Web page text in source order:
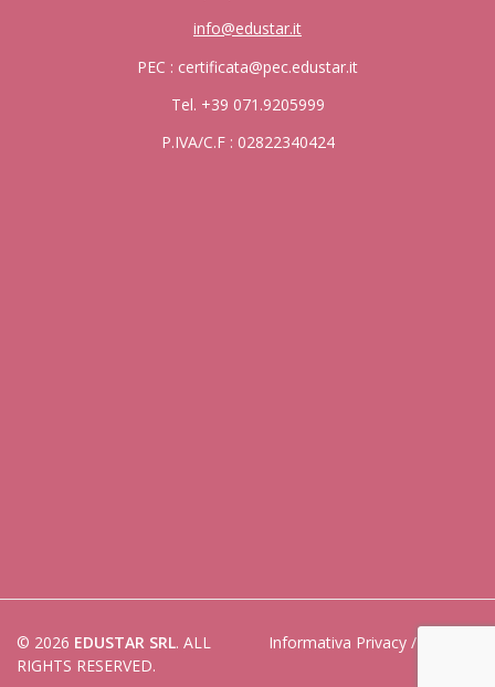
info@edustar.it
PEC : certificata@pec.edustar.it
Tel. +39 071.9205999
P.IVA/C.F : 02822340424
© 2026 EDUSTAR SRL. ALL
RIGHTS RESERVED.
Informativa Privacy /